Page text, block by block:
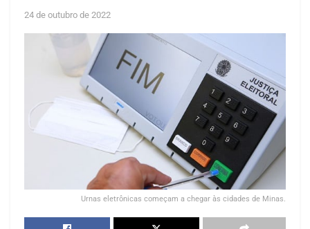
24 de outubro de 2022
Urnas eletrônicas começam a chegar às cidades de Minas.